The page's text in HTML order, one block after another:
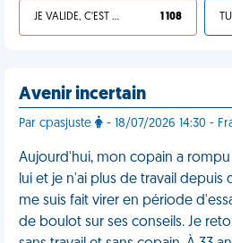
JE VALIDE, C'EST UNE VDM 1 108
Avenir incertain
Par cpasjuste - 18/07/2026 14:30 -
Aujourd'hui, mon copain a
lui et je n'ai plus de travail depuis
me suis fait virer en période
de boulot sur ses conseils. Je